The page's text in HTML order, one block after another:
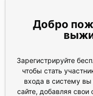
Зарегистрируйте
чтобы стать
входа в систему
сайте, добавляя